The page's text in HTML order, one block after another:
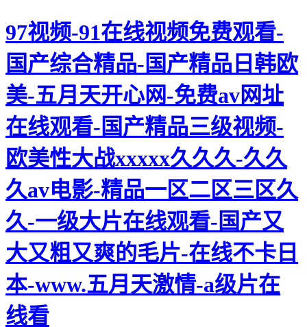
97视频-91在线视频免费观看-
国产综合精品-国产精品日韩欧
美-五月天开心网-免费av网址
在线观看-国产精品三级视频-
欧美性大战xxxxx久久久-久久
久av电影-精品一区二区三区久
久-一级大片在线观看-国产又
大又粗又爽的毛片-在线不卡日
本-www.五月天激情-a级片在
线看